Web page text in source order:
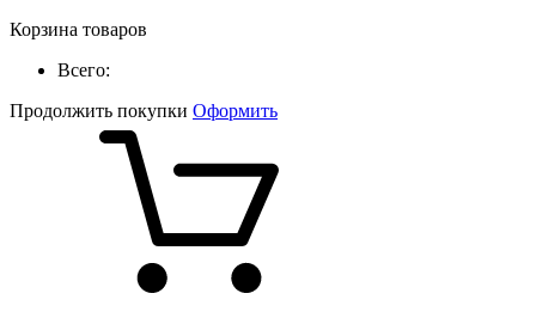
Корзина товаров
Всего:
Продолжить покупки Оформить